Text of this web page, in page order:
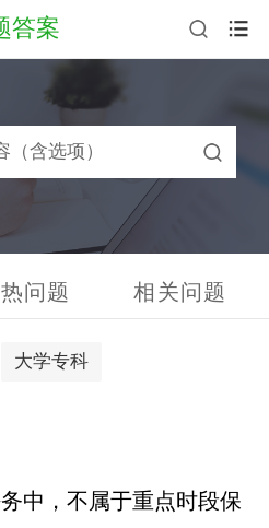
答案
问题 相关问题
大学专科
中，不属于重点时段保